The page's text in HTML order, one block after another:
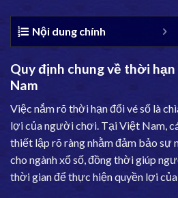
Nội dung chính
Quy định chung về thời
Nam
Việc nắm rõ thời hạn đổi vé số là
lợi của người chơi. Tại Việt Nam,
thiết lập rõ ràng nhằm đảm bảo sự
cho ngành xổ số, đồng thời giúp
thời gian để thực hiện quyền lợi của